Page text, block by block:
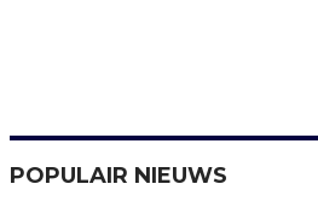
POPULAIR NIEUWS